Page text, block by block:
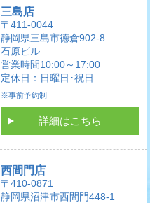
三島店
〒411-0044
静岡県三島市徳倉902-8
石原ビル
営業時間10:00～17:00
定休日：日曜日･祝日
※事前予約制
詳細はこちら
西間門店
〒410-0871
静岡県沼津市西間門448-1